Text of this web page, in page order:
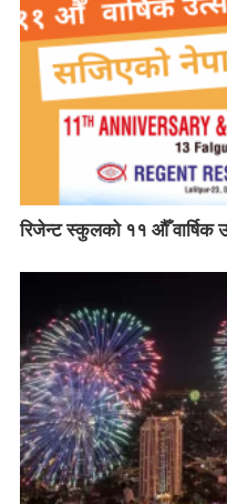
v
i
o
n
रिजेन्ट स्कुलको ११ औँ वार्षिक